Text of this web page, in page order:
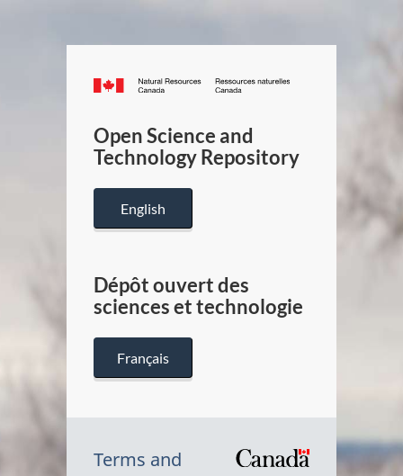
Canada.ca
/
Canada
Open Science and
Technology Repository
English
Dépôt ouvert des
sciences et technologie
Français
Terms and